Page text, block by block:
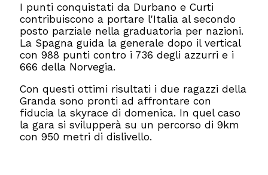
I punti conquistati da Durbano e Curti
contribuiscono a portare l'Italia al secondo
posto parziale nella graduatoria per nazioni.
La Spagna guida la generale dopo il vertical
con 988 punti contro i 736 degli azzurri e i
666 della Norvegia.
Con questi ottimi risultati i due ragazzi della
Granda sono pronti ad affrontare con
fiducia la skyrace di domenica. In quel caso
la gara si svilupperà su un percorso di 9km
con 950 metri di dislivello.